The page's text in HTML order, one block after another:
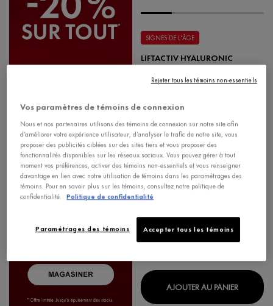
SIGNES DE L'ÂGE
LIFTACTIV HYALURONIC
CRÈME HYDRATANTE DE NUIT
Formulé avec de l'acide hyaluronique et du
-20%
+🎁
en savoir plus
64,95 $
AJOUTER AU PANIER
Vos paramètres de témoins de connexion
Nous et nos partenaires utilisons des témoins de connexion sur notre site afin
d’améliorer votre expérience utilisateur, d’analyser le trafic de notre site, vous
proposer des publicités ciblées sur des sites tiers et vous proposer des
fonctionnalités disponibles sur les réseaux sociaux. Vous pouvez gérer à tout
moment vos préférences, activer des témoins non-essentiels et vous renseigner
davantage en lien avec notre utilisation de témoins dans les paramétrages des
témoins. Pour en savoir plus sur les témoins, consultez notre politique de
confidentialité.
Politique de confidentialité
Accepter tous les témoins
Paramétrages des témoins
Rejeter tous les témoins non-essentiels